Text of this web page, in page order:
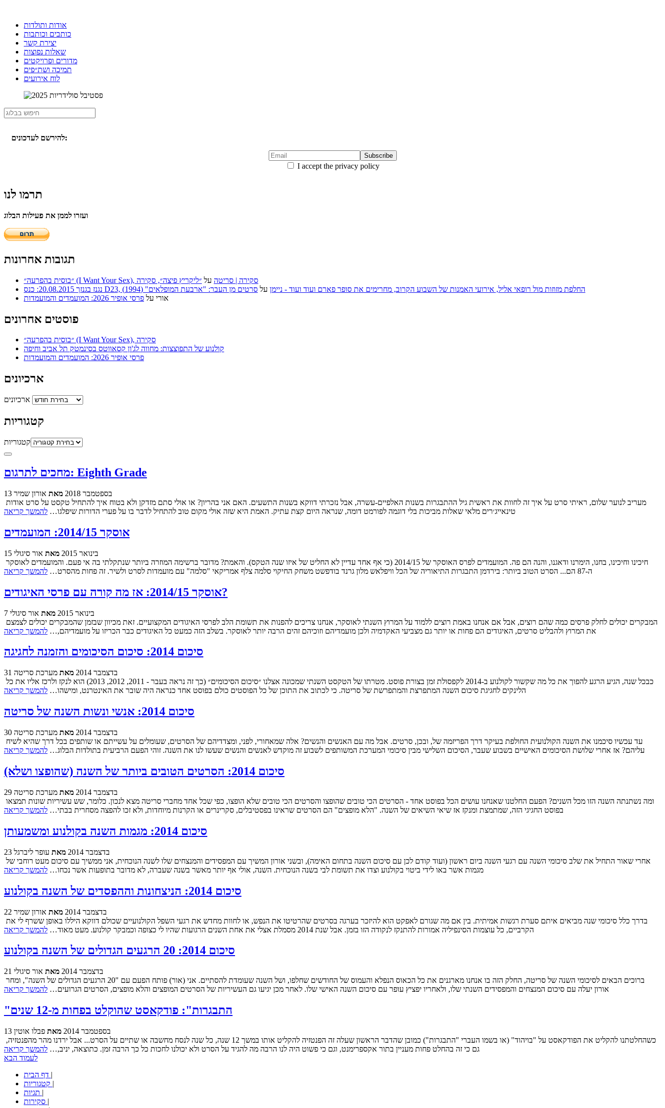
אודות ותולדות
כותבים וכותבות
יצירת קשר
שאלות נפוצות
מדורים ופרויקטים
תמיכה ושת״פים
לוח אירועים
להירשם לעדכונים:
I accept the privacy policy
תרמו לנו
ועזרו לממן את פעילות הבלוג
תגובות אחרונות
״בוסית בהפרעה״ (I Want Your Sex), סקירה | סריטה על ״ליקריץ פיצה״, סקירה
נגנז בגנזך 20.08.2015: כנס D23, החלפת מזוזות מול רופאי אליל, אירועי האמנות של השבוע הקרוב, מחרימים את סופר פארם ועוד ועוד - ניימן על סרטים מן העבר: "ארבעת המופלאים" (1994)
אורי על פרסי אופיר 2026: המועמדים והמועמדות
פוסטים אחרונים
״בוסית בהפרעה״ (I Want Your Sex), סקירה
קולנוע של התפוצצות: מחווה לג'ון קסאווטס בסינמטק תל אביב וחיפה
פרסי אופיר 2026: המועמדים והמועמדות
ארכיונים
ארכיונים
קטגוריות
קטגוריות
מחכים לתרגום: Eighth Grade
13 בספטמבר 2018 מאת אורון שמיר
טינאייג׳רים מלאי שאלות מביכות בלי דוגמה לפורמט דומה, שנראה היום קצת עתיק. האמת היא שזה אולי מקום טוב להתחיל לדבר בו על פערי הדורות שיפלגו… להמשך קריאה
אוסקר 2014/15: המועמדים
15 בינואר 2015 מאת אור סיגולי
ה-87 הם... הסרט הטוב ביותר: בירדמן התבגרות התיאוריה של הכל וויפלאש מלון גרנד בודפשט משחק החיקוי סלמה צלף אמריקאי "סלמה" עם מועמדות לסרט ולשיר. זה פחות מהסרט…
להמשך קריאה
אוסקר 2014/15: אז מה קורה עם פרסי האיגודים?
7 בינואר 2015 מאת אור סיגולי
את המרוץ ולהבליט סרטים, האיגודים הם פחות או יותר גם מצביעי האקדמיה ולכן מועמדיהם וזוכיהם זהים הרבה יותר לאוסקר. בשלב הזה כמעט כל האיגודים כבר הכריזו על מועמדיהם,… להמשך קריאה
סיכום 2014: סיכום הסיכומים והזמנה לחגיגה
31 בדצמבר 2014 מאת מערכת סריטה
הלינקים לחגיגת סיכום השנה המתפרצת והמתפרשת של סריטה. כי לכתוב את התוכן של כל הפוסטים כולם בפוסט אחד כנראה היה שובר את האינטרנט, ומישהו… להמשך קריאה
סיכום 2014: אנשי ונשות השנה של סריטה
30 בדצמבר 2014 מאת מערכת סריטה
עליהם? אז אחרי שלושת הסיכומים האישיים בשבוע שעבר, הסיכום השלישי מבין סיכומי המערכת המשותפים לשבוע זה מוקדש לאנשים והנשים שעשו לנו את השנה. זוהי הפעם הרביעית בתולדות הבלוג… להמשך קריאה
סיכום 2014: הסרטים הטובים ביותר של השנה (שהופצו ושלא)
29 בדצמבר 2014 מאת מערכת סריטה
בפוסט החגיגי הזה, שמתמצת ומנקז אז שיאי השיאים של השנה. "הלא מופצים" הם הסרטים שראינו בפסטיבלים, סקרינרים או הקרנות מיוחדות, ולא זכו להפצה מסחרית בבתי… להמשך קריאה
סיכום 2014: מגמות השנה בקולנוע ומשמעותן
23 בדצמבר 2014 מאת עופר ליברגל
מגמות אשר באו לידי ביטוי בקולנוע וצדו את תשומת לבי בשנה הנוכחית. השנה, אולי אף יותר מאשר בשנה שעברה, לא מדובר בתופעות אשר נכחו… להמשך קריאה
סיכום 2014: הניצחונות וההפסדים של השנה בקולנוע
22 בדצמבר 2014 מאת אורון שמיר
הקרביים, כל עוצמות הסינפיליה אמורות להתנקז לנקודה הזו בזמן. אבל שנת 2014 מסמלת אצלי את אחת השנים הרגועות שהיו לי כצופה וכמבקר קולנוע. מעט מאוד…
להמשך קריאה
סיכום 2014: 20 הרגעים הגדולים של השנה בקולנוע
21 בדצמבר 2014 מאת אור סיגולי
אורון יעלה עם סיכום המנצחים והמפסידים השנתי שלו, ולאחריו יפציץ עופר עם סיכום השנה האישי שלו. לאחר מכן יגיעו גם העשיריות של הסרטים המופצים והלא מופצים, הסרטים הגרועים… להמשך קריאה
"התבגרות": פודקאסט שהוקלט בפחות מ-12 שנים
13 בספטמבר 2014 מאת פבלו אוטין
גם כי זה בהחלט פחות מעניין בתור אקספרימנט, וגם כי פשוט היה לנו הרבה מה להגיד על הסרט ולא יכולנו לחכות כל כך הרבה זמן. כתוצאה, יניב,… להמשך קריאה
לעמוד הבא
|
|
|
|